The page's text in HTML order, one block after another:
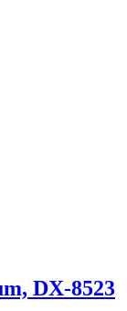
DX-8523